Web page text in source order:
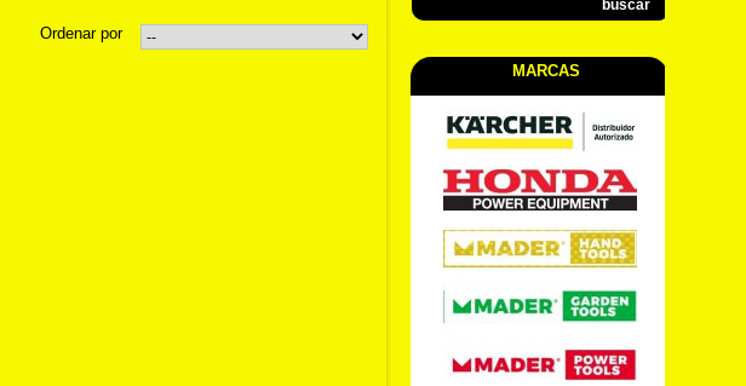
Ordenar por
MARCAS